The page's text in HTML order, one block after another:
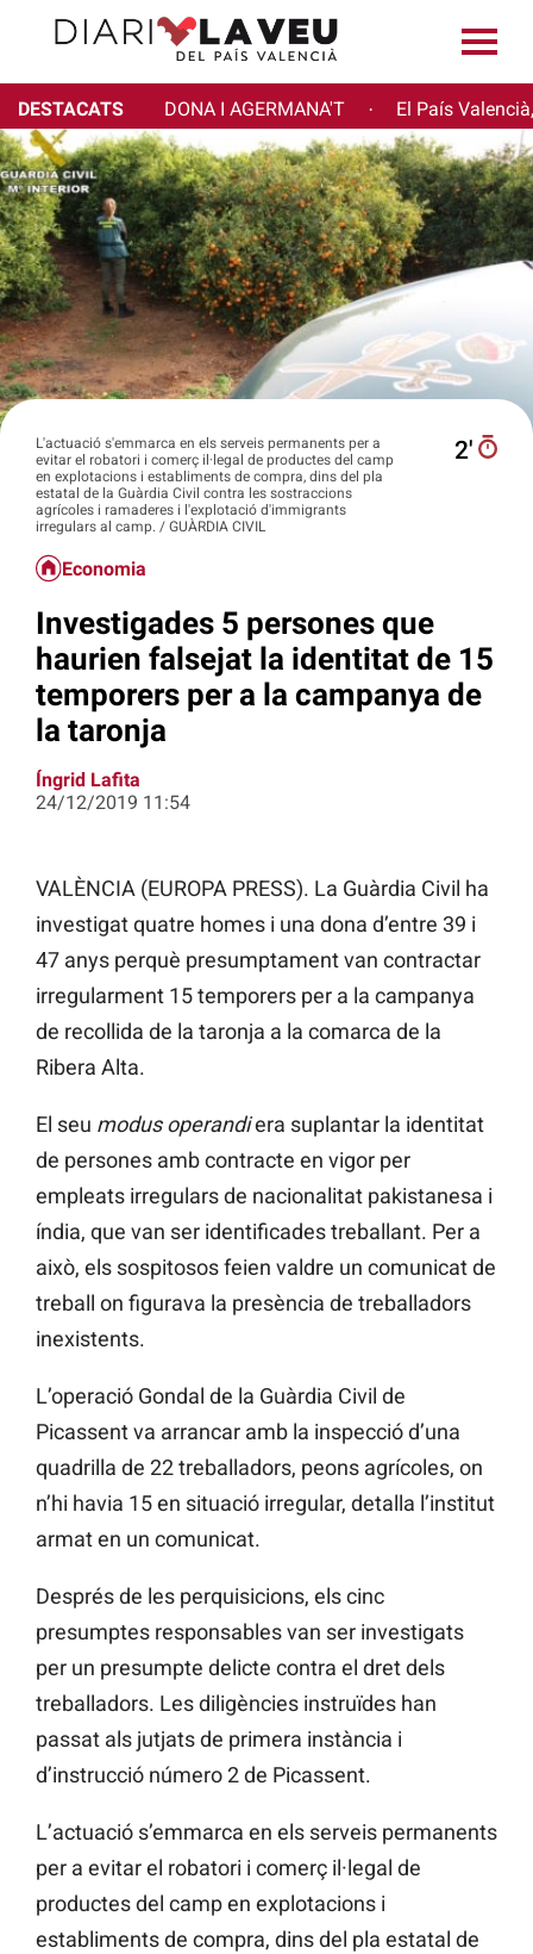
DESTACATS DONA I AGERMANA'T · El País
L'actuació s'emmarca en els serveis permanents per a
evitar el robatori i comerç il·legal de productes del camp
en explotacions i establiments de compra, dins del pla
estatal de la Guàrdia Civil contra les sostraccions
agrícoles i ramaderes i l'explotació d'immigrants
irregulars al camp. / GUÀRDIA CIVIL
2′
Economia
Investigades 5 persones que
haurien falsejat la identitat de 15
temporers per a la campanya de
la taronja
Íngrid Lafita
24/12/2019 11:54
VALÈNCIA (EUROPA PRESS). La Guàrdia Civil ha
investigat quatre homes i una dona d’entre 39 i
47 anys perquè presumptament van contractar
irregularment 15 temporers per a la campanya
de recollida de la taronja a la comarca de la
Ribera Alta.
El seu modus operandiera suplantar la identitat
de persones amb contracte en vigor per
empleats irregulars de nacionalitat pakistanesa i
índia, que van ser identificades treballant. Per a
això, els sospitosos feien valdre un comunicat de
treball on figurava la presència de treballadors
inexistents.
L’operació Gondal de la Guàrdia Civil de
Picassent va arrancar amb la inspecció d’una
quadrilla de 22 treballadors, peons agrícoles, on
n’hi havia 15 en situació irregular, detalla l’institut
armat en un comunicat.
Després de les perquisicions, els cinc
presumptes responsables van ser investigats
per un presumpte delicte contra el dret dels
treballadors. Les diligències instruïdes han
passat als jutjats de primera instància i
d’instrucció número 2 de Picassent.
L’actuació s’emmarca en els serveis permanents
per a evitar el robatori i comerç il·legal de
productes del camp en explotacions i
establiments de compra, dins del pla estatal de